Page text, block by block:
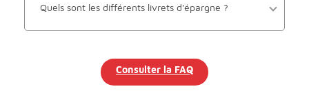
Quels sont les différents livrets d'épargne ?
Consulter la FAQ